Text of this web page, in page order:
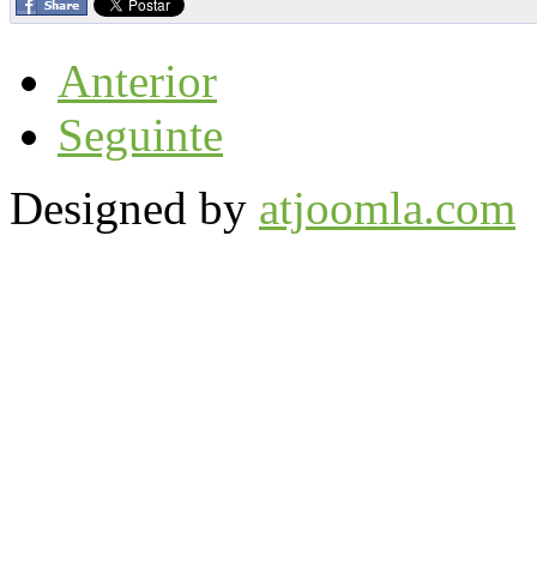
Anterior
Seguinte
Designed by atjoomla.com